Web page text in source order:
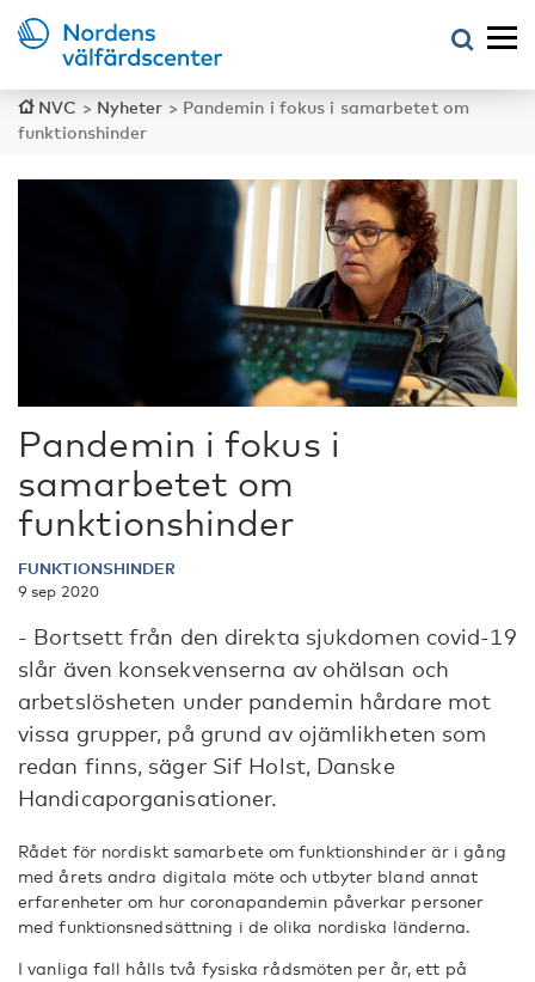
NVC > Nyheter > Pandemin i fokus i samarbetet om
funktionshinder
Pandemin i fokus i
samarbetet om
funktionshinder
FUNKTIONSHINDER
9 sep 2020
- Bortsett från den direkta sjukdomen covid-19
slår även konsekvenserna av ohälsan och
arbetslösheten under pandemin hårdare mot
vissa grupper, på grund av ojämlikheten som
redan finns, säger Sif Holst, Danske
Handicaporganisationer.
Rådet för nordiskt samarbete om funktionshinder är i gång
med årets andra digitala möte och utbyter bland annat
erfarenheter om hur coronapandemin påverkar personer
med funktionsnedsättning i de olika nordiska länderna.
I vanliga fall hålls två fysiska rådsmöten per år, ett på